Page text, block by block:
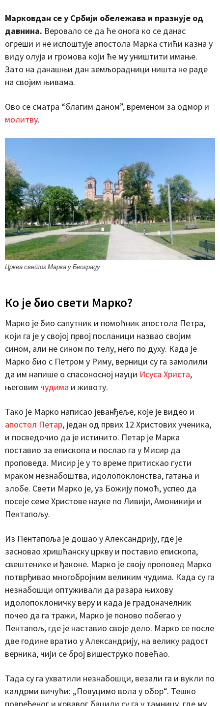
Марковдан се у Србији обележава и празнује од
давнина. Веровало се да ће онога ко се данас
огреши и не испоштује апостола Марка стићи казна у
виду олуја и громова који ће му уништити имање.
Зато на данашњи дан земљорадници ништа не раде
на својим њивама.
Ово се сматра “благим даном”, временом за одмор и
молитву.
Црква светог Марка у Београду
Ко је био свети Марко?
Марко је био сапутник и помоћник апостола Петра,
који га је у својој првој посланици назвао својим
сином, али не сином по телу, него по духу. Када је
Марко био с Петром у Риму, верници су га замолили
да им напише о спасоносној науци Исуса Христа,
његовим чудима и животу.
Тако је Марко написао јеванђеље, које је видео и
апостол Петар, један од првих 12 Христових ученика,
и посведочио да је истинито. Петар је Марка
поставио за епископа и послао га у Мисир да
проповеда. Мисир је у то време притискао густи
мраком незнабоштва, идолопоклонства, гатања и
злобе. Свети Марко је, уз Божију помоћ, успео да
посеје семе Христове науке по Ливији, Амоникији и
Пентапољу.
Из Пентапоља је дошао у Александрију, где је
засновао хришћанску цркву и поставио епископа,
свештенике и ђаконе. Марко је своју проповед Марко
потврђивао многобројним великим чудима. Када су га
незнабошци оптуживали да разара њихову
идолопоклоничку веру и када је градоначелник
почео да га тражи, Марко је поново побегао у
Пентапољ, где је наставио своје дело. Марко се после
две године вратио у Александрију, на велику радост
верника, чији се број вишеструко повећао.
Тада су га ухватили незнабошци, везали га и вукли по
калдрми вичући: „Повуцимо вола у обор“. Тешко
повређеног и крвавог бацили су га у тамницу, где му